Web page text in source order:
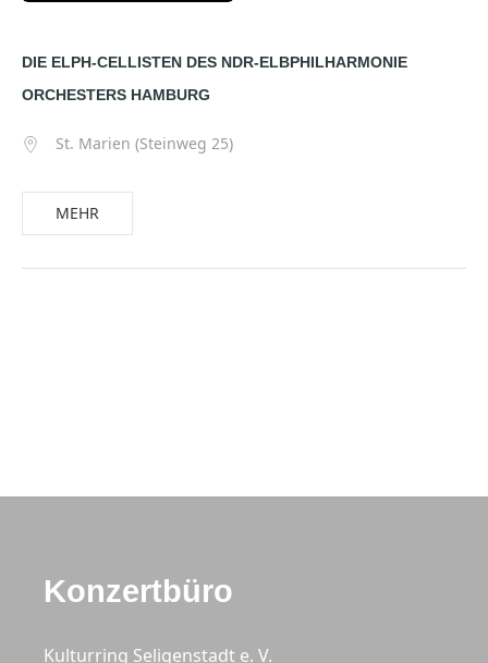
DIE ELPH-CELLISTEN DES NDR-ELBPHILHARMONIE
ORCHESTERS HAMBURG
St. Marien (Steinweg 25)
MEHR
Konzertbüro
Kulturring Seligenstadt e. V.